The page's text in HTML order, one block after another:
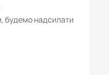
будемо надсилати